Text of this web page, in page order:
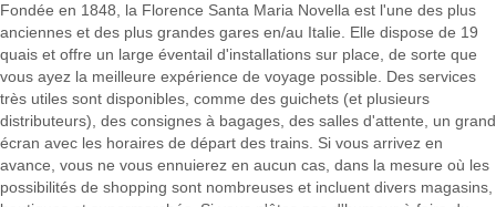
Fondée en 1848, la Florence Santa Maria Novella est l'une des plus
anciennes et des plus grandes gares en/au Italie. Elle dispose de 19
quais et offre un large éventail d'installations sur place, de sorte que
vous ayez la meilleure expérience de voyage possible. Des services
très utiles sont disponibles, comme des guichets (et plusieurs
distributeurs), des consignes à bagages, des salles d'attente, un grand
écran avec les horaires de départ des trains. Si vous arrivez en
avance, vous ne vous ennuierez en aucun cas, dans la mesure où les
possibilités de shopping sont nombreuses et incluent divers magasins,